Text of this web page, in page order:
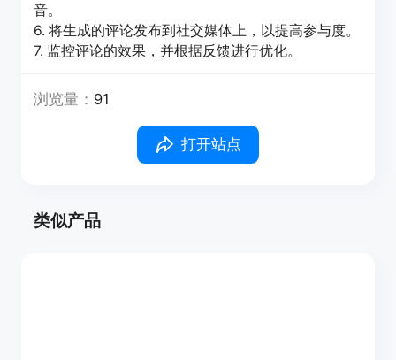
音。
6. 将生成的评论发布到社交媒体上，以提高参与度。
7. 监控评论的效果，并根据反馈进行优化。
浏览量： 91
打开站点
类似产品